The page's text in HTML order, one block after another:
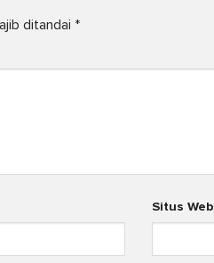
ditandai *
Situs Web